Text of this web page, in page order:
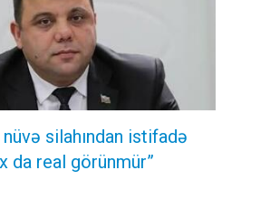
nüvə silahından istifadə
da real görünmür”